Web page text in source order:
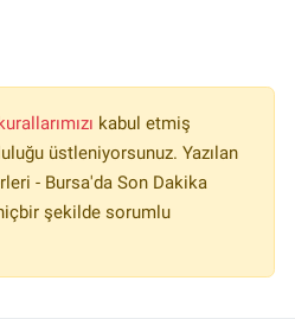
kabul etmiş
üstleniyorsunuz. Yazılan
- Bursa'da Son Dakika
şekilde sorumlu